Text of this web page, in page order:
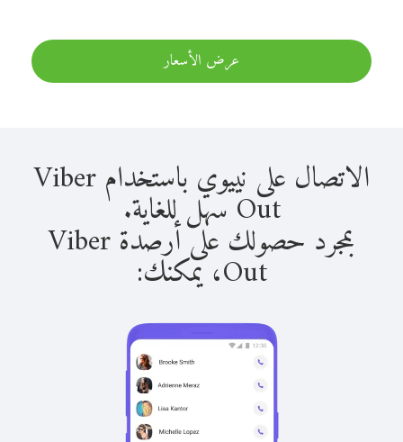
عرض الأسعار
الاتصال على نييوي باستخدام Viber
Out سهل للغاية.
بمجرد حصولك على أرصدة Viber
Out، يمكنك: